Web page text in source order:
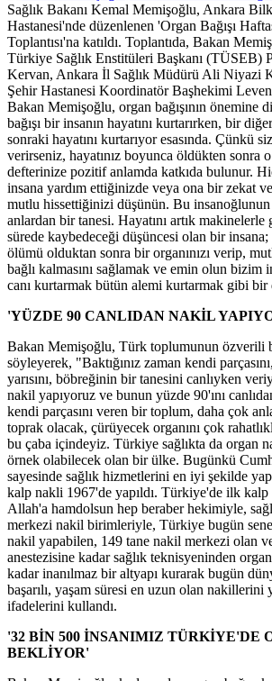
Sağlık Bakanı Kemal Memişoğlu, Ankara
Hastanesi'nde düzenlenen 'Organ Bağışı
Toplantısı'na katıldı. Toplantıda, Bakan
Türkiye Sağlık Enstitüleri Başkanı (TÜSEB)
Kervan, Ankara İl Sağlık Müdürü Ali Niyazi
Şehir Hastanesi Koordinatör Başhekimi
Bakan Memişoğlu, organ bağışının önemine
bağışı bir insanın hayatını kurtarırken, bir
sonraki hayatını kurtarıyor esasında. Çünkü
verirseniz, hayatınız boyunca öldükten sonra
defterinize pozitif anlamda katkıda bulunur.
insana yardım ettiğinizde veya ona bir zekat
mutlu hissettiğinizi düşünün. Bu
anlardan bir tanesi. Hayatını artık makinelerle
sürede kaybedeceği düşüncesi olan bir
ölümü olduktan sonra bir organınızı verip,
bağlı kalmasını sağlamak ve emin olun bizim
canı kurtarmak bütün alemi kurtarmak gibi
'YÜZDE 90 CANLIDAN NAKİL
Bakan Memişoğlu, Türk toplumunun özverili
söyleyerek, "Baktığınız zaman kendi
yarısını, böbreğinin bir tanesini canlıyken
nakil yapıyoruz ve bunun yüzde 90'ını
kendi parçasını veren bir toplum, daha çok
toprak olacak, çürüyecek organını çok
bu çaba içindeyiz. Türkiye sağlıkta da organ
örnek olabilecek olan bir ülke. Bugünkü
sayesinde sağlık hizmetlerini en iyi şekilde
kalp nakli 1967'de yapıldı. Türkiye'de ilk kalp
Allah'a hamdolsun hep beraber hekimiyle,
merkezi nakil birimleriyle, Türkiye bugün
nakil yapabilen, 149 tane nakil merkezi olan
anestezisine kadar sağlık teknisyeninden
kadar inanılmaz bir altyapı kurarak bugün
başarılı, yaşam süresi en uzun olan
ifadelerini kullandı.
'32 BİN 500 İNSANIMIZ TÜRKİYE'DE
BEKLİYOR'